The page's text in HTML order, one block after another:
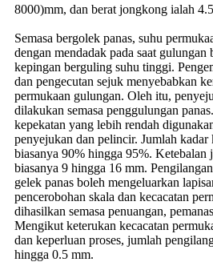
8000)mm, dan berat jongkong ialah
Semasa bergolek panas, suhu
dengan mendadak pada saat gulungan
kepingan berguling suhu tinggi.
dan pengecutan sejuk menyebabkan
permukaan gulungan. Oleh itu,
dilakukan semasa penggulungan
kepekatan yang lebih rendah
penyejukan dan pelincir. Jumlah
biasanya 90% hingga 95%. Ketebalan
biasanya 9 hingga 16 mm.
gelek panas boleh mengeluarkan
pencerobohan skala dan kecacatan
dihasilkan semasa penuangan,
Mengikut keterukan kecacatan
dan keperluan proses, jumlah
hingga 0.5 mm.